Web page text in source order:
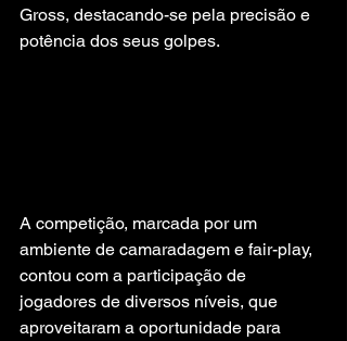
Gross, destacando-se pela precisão e
potência dos seus golpes.
A competição, marcada por um
ambiente de camaradagem e fair-play,
contou com a participação de
jogadores de diversos níveis, que
aproveitaram a oportunidade para